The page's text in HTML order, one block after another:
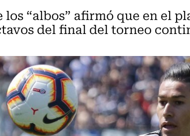
los “albos” afirmó que en el
del final del torneo